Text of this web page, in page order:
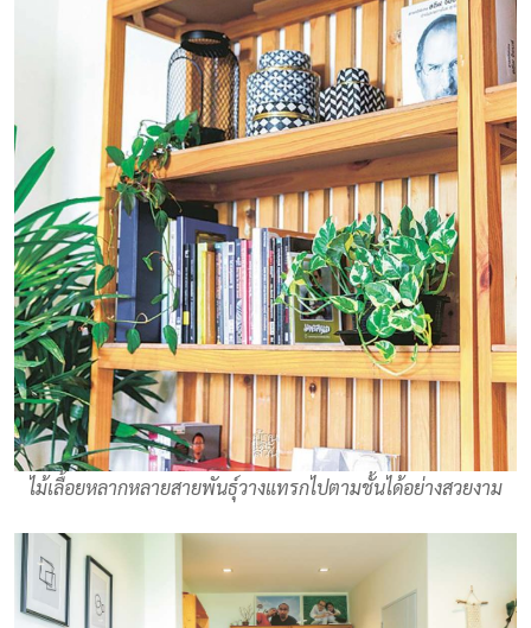
ไม้เลื้อยหลากหลายสายพันธุ์วางแทรกไปตามชั้นได้อย่างสวยงาม